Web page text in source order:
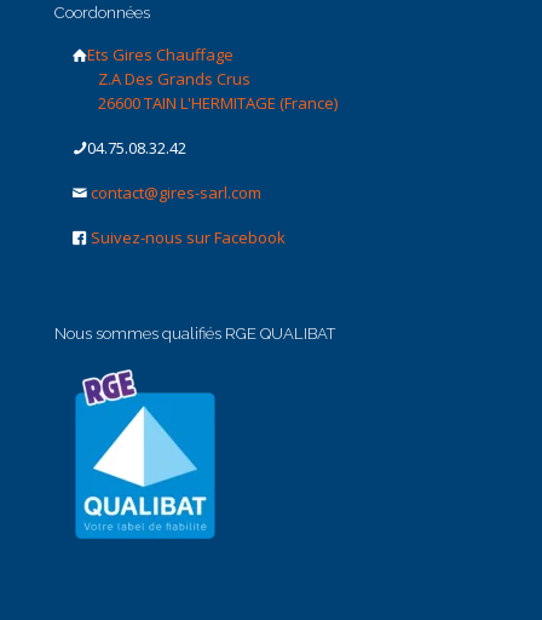
Coordonnées
Ets Gires Chauffage
Z.A Des Grands Crus
26600 TAIN L'HERMITAGE (France)
04.75.08.32.42
contact@gires-sarl.com
Suivez-nous sur Facebook
Nous sommes qualifiés RGE QUALIBAT